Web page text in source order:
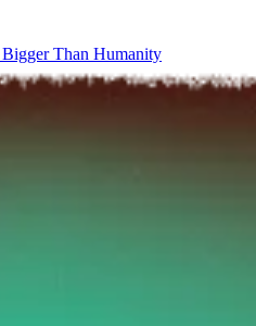
Than Humanity